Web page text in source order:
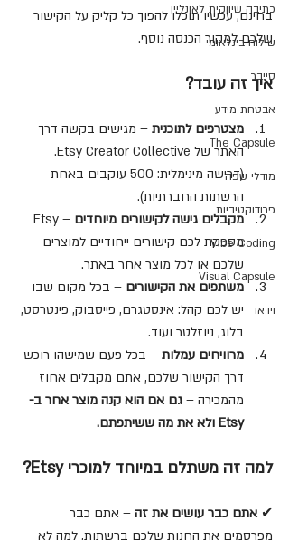
כתיבה שיווקית לאונליין
שילוח בינלאומי
סייבר
אבטחת מידע
The Capsule
מודלי שפה
פרודוקטיביות
Vibe Coding
Visual Capsule
וידאו
בחינם, עכשיו תוכלו להפוך כל קליק על הקישור
שלכם למקור הכנסה נוסף.
איך זה עובד?
מצטרפים לתוכנית – מגישים בקשה דרך
האתר של Etsy Creator Collective.
(דרישה מינימלית: 500 עוקבים באחת
הרשתות החברתיות).
מקבלים גישה לקישורים מיוחדים
מספקת לכם קישורים ייחודיים למוצרים
שלכם או לכל מוצר אחר באתר.
משתפים את הקישורים – בכל מקום שבו
יש לכם קהל: אינסטגרם, פייסבוק, פינטרסט,
בלוג, ניוזלטר ועוד.
מרוויחים עמלות – בכל פעם שמישהו רוכש
דרך הקישור שלכם, אתם מקבלים אחוז
מהמכירה – גם אם הוא קנה מוצר אחר ב-
Etsy ולא את מה ששיתפתם.
למה זה משתלם במיוחד למוכרי Etsy?
✔ אתם כבר עושים את זה – אתם כבר
מפרסמים את החנות שלכם ברשתות, למה לא